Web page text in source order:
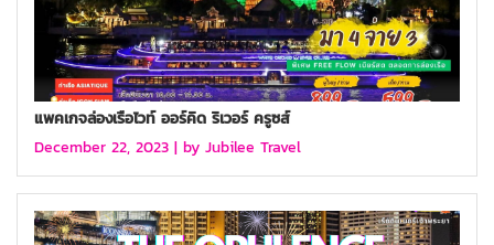
แพคเกจล่องเรือไวท์ ออร์คิด ริเวอร์ ครูซส์
December 22, 2023 | by Jubilee Travel